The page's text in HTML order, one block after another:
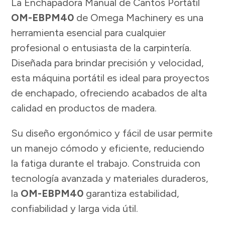
cantidad
OM-EBPM40 de Omega Machinery es una
herramienta esencial para cualquier
profesional o entusiasta de la carpintería.
Diseñada para brindar precisión y velocidad,
esta máquina portátil es ideal para proyectos
de enchapado, ofreciendo acabados de alta
calidad en productos de madera.
Su diseño ergonómico y fácil de usar permite
un manejo cómodo y eficiente, reduciendo
la fatiga durante el trabajo. Construida con
tecnología avanzada y materiales duraderos,
la OM-EBPM40 garantiza estabilidad,
confiabilidad y larga vida útil.